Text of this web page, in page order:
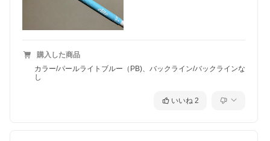
購入した商品
カラー/パールライトブルー（PB)、バックライン/バックラインな
し
いいね 2